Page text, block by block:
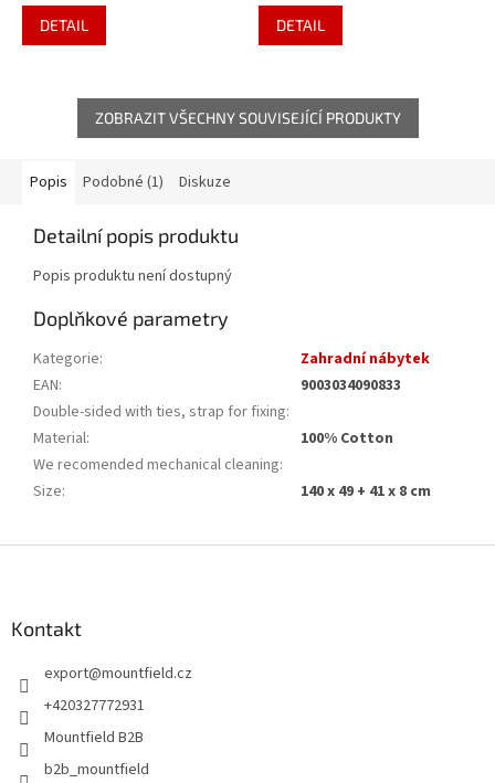
DETAIL DETAIL
ZOBRAZIT VŠECHNY SOUVISEJÍCÍ PRODUKTY
Popis Podobné (1) Diskuze
Detailní popis produktu
Popis produktu není dostupný
Doplňkové parametry
Kategorie:
Zahradní nábytek
EAN:
9003034090833
Double-sided with ties, strap for fixing:
Material:
100% Cotton
We recomended mechanical cleaning:
Size: 140 x 49 + 41 x 8 cm
Kontakt
export@mountfield.cz
+420327772931
Mountfield B2B
b2b_mountfield